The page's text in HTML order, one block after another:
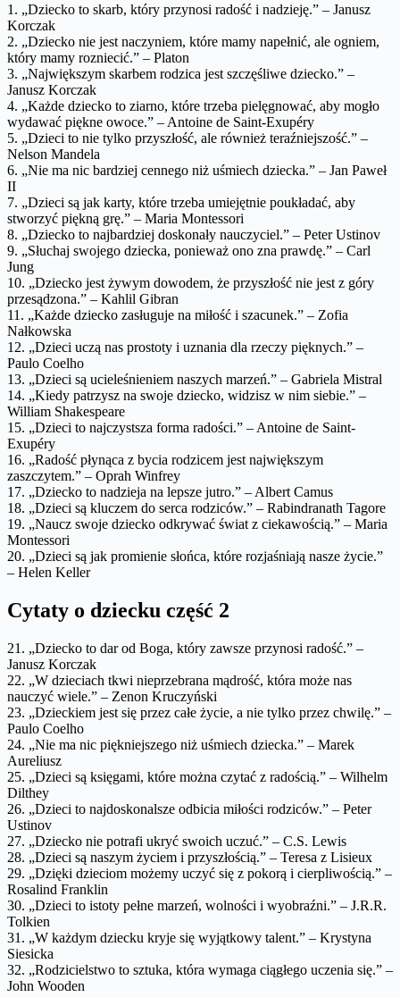
1. „Dziecko to skarb, który przynosi radość i nadzieję.” – Janusz
Korczak
2. „Dziecko nie jest naczyniem, które mamy napełnić, ale ogniem,
który mamy rozniecić.” – Platon
3. „Największym skarbem rodzica jest szczęśliwe dziecko.” –
Janusz Korczak
4. „Każde dziecko to ziarno, które trzeba pielęgnować, aby mogło
wydawać piękne owoce.” – Antoine de Saint-Exupéry
5. „Dzieci to nie tylko przyszłość, ale również teraźniejszość.” –
Nelson Mandela
6. „Nie ma nic bardziej cennego niż uśmiech dziecka.” – Jan Paweł
II
7. „Dzieci są jak karty, które trzeba umiejętnie poukładać, aby
stworzyć piękną grę.” – Maria Montessori
8. „Dziecko to najbardziej doskonały nauczyciel.” – Peter Ustinov
9. „Słuchaj swojego dziecka, ponieważ ono zna prawdę.” – Carl
Jung
10. „Dziecko jest żywym dowodem, że przyszłość nie jest z góry
przesądzona.” – Kahlil Gibran
11. „Każde dziecko zasługuje na miłość i szacunek.” – Zofia
Nałkowska
12. „Dzieci uczą nas prostoty i uznania dla rzeczy pięknych.” –
Paulo Coelho
13. „Dzieci są ucieleśnieniem naszych marzeń.” – Gabriela Mistral
14. „Kiedy patrzysz na swoje dziecko, widzisz w nim siebie.” –
William Shakespeare
15. „Dzieci to najczystsza forma radości.” – Antoine de Saint-
Exupéry
16. „Radość płynąca z bycia rodzicem jest największym
zaszczytem.” – Oprah Winfrey
17. „Dziecko to nadzieja na lepsze jutro.” – Albert Camus
18. „Dzieci są kluczem do serca rodziców.” – Rabindranath Tagore
19. „Naucz swoje dziecko odkrywać świat z ciekawością.” – Maria
Montessori
20. „Dzieci są jak promienie słońca, które rozjaśniają nasze życie.”
– Helen Keller
Cytaty o dziecku część 2
21. „Dziecko to dar od Boga, który zawsze przynosi radość.” –
Janusz Korczak
22. „W dzieciach tkwi nieprzebrana mądrość, która może nas
nauczyć wiele.” – Zenon Kruczyński
23. „Dzieckiem jest się przez całe życie, a nie tylko przez chwilę.” –
Paulo Coelho
24. „Nie ma nic piękniejszego niż uśmiech dziecka.” – Marek
Aureliusz
25. „Dzieci są księgami, które można czytać z radością.” – Wilhelm
Dilthey
26. „Dzieci to najdoskonalsze odbicia miłości rodziców.” – Peter
Ustinov
27. „Dziecko nie potrafi ukryć swoich uczuć.” – C.S. Lewis
28. „Dzieci są naszym życiem i przyszłością.” – Teresa z Lisieux
29. „Dzięki dzieciom możemy uczyć się z pokorą i cierpliwością.” –
Rosalind Franklin
30. „Dzieci to istoty pełne marzeń, wolności i wyobraźni.” – J.R.R.
Tolkien
31. „W każdym dziecku kryje się wyjątkowy talent.” – Krystyna
Siesicka
32. „Rodzicielstwo to sztuka, która wymaga ciągłego uczenia się.” –
John Wooden